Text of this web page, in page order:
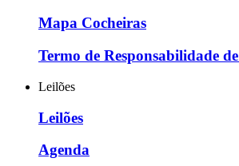
Mapa Cocheiras
Termo de Responsabilidade
Leilões
Leilões
Agenda